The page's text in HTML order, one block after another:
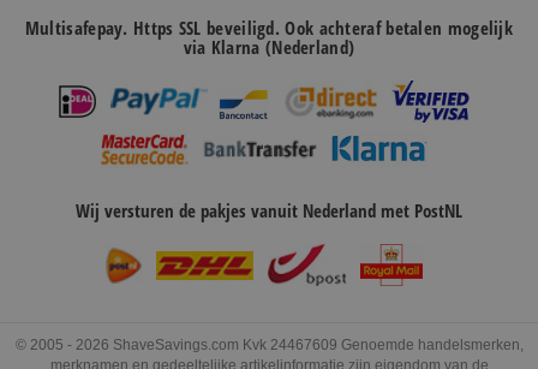
Multisafepay. Https SSL beveiligd. Ook achteraf betalen mogelijk
via Klarna (Nederland)
Wij versturen de pakjes vanuit Nederland met PostNL
© 2005 - 2026 ShaveSavings.com Kvk 24467609 Genoemde handelsmerken,
merknamen en gedeeltelijke artikelinformatie zijn eigendom van de